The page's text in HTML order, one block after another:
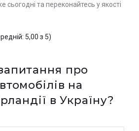
сьогодні та переконайтесь у якості
5,00 з 5)
про
на
в Україну?